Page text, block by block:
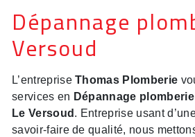
Dépannage
Versoud
L’entrepriseThomas Plomberie
services en Dépannage plomberie
Le Versoud . Entreprise usant
savoir-faire de qualité, nous